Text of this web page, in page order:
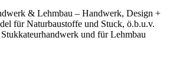
& Lehmbau – Handwerk, Design +
für Naturbaustoffe und Stuck, ö.b.u.v.
und für Lehmbau